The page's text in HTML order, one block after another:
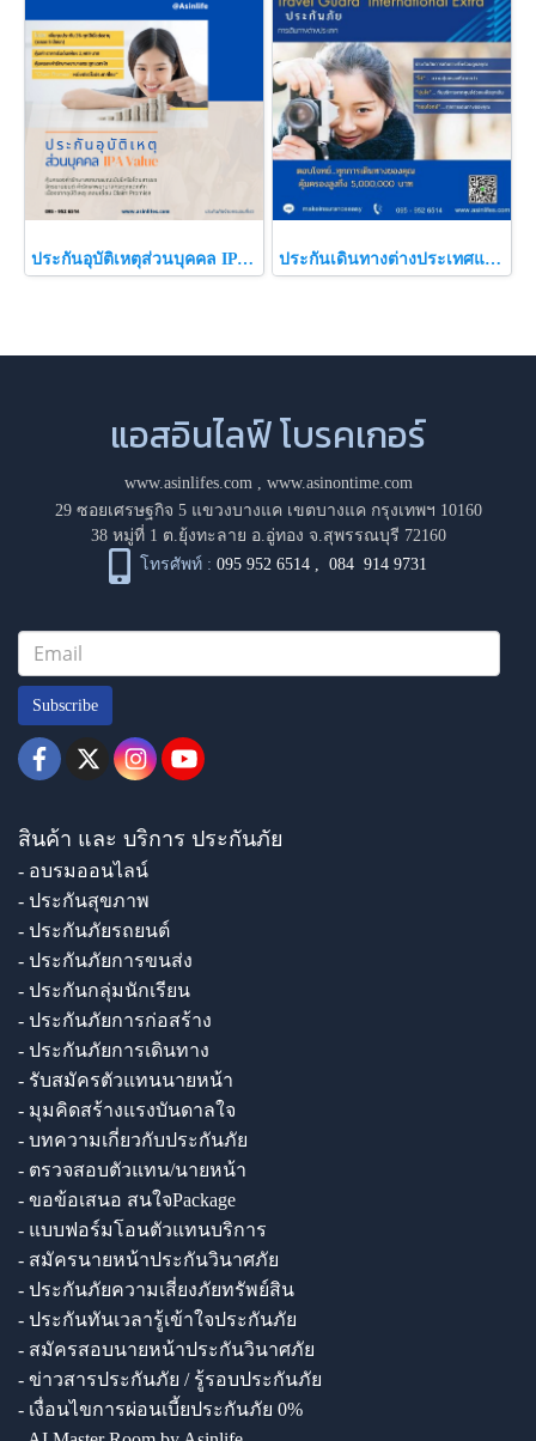
ประกันอุบัติเหตุส่วนบุคคล IPA Value - IPA Value Plus ประกันเดินทางต่างประเทศแบบรายปี (Travel Guard Internationa Extra )
แอสอินไลฟ์ โบรคเกอร์
www.asinlifes.com
www.asinontime.com
29 ซอยเศรษฐกิจ 5 แขวงบางแค เขตบางแค กรุงเทพฯ 10160
38 หมู่ที่ 1 ต.ยุ้งทะลาย อ.อู่ทอง จ.สุพรรณบุรี 72160
โทรศัพท์ : 095 952 6514 ,084 914 9731
Subscribe
สินค้า และ บริการ ประกันภัย
- อบรมออนไลน์
- ประกันสุขภาพ
- ประกันภัยรถยนต์
- ประกันภัยการขนส่ง
- ประกันกลุ่มนักเรียน
- ประกันภัยการก่อสร้าง
- ประกันภัยการเดินทาง
- รับสมัครตัวแทนนายหน้า
- มุมคิดสร้างแรงบันดาลใจ
- บทความเกี่ยวกับประกันภัย
- ตรวจสอบตัวแทน/นายหน้า
- ขอข้อเสนอ สนใจPackage
- แบบฟอร์มโอนตัวแทนบริการ
- สมัครนายหน้าประกันวินาศภัย
- ประกันภัยความเสี่ยงภัยทรัพย์สิน
- ประกันทันเวลารู้เข้าใจประกันภัย
- สมัครสอบนายหน้าประกันวินาศภัย
- ข่าวสารประกันภัย / รู้รอบประกันภัย
- เงื่อนไขการผ่อนเบี้ยประกันภัย 0%